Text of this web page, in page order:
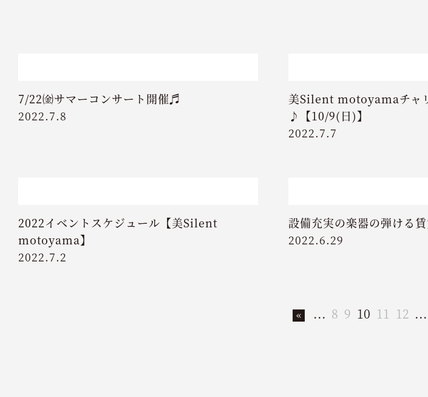
7/22㈮サマーコンサート開催♬
2022.7.8
美Silent motoyamaチャ
♪【10/9(日)】
2022.7.7
2022イベントスケジュール【美Silent
motoyama】
2022.7.2
設備充実の楽器の弾ける
2022.6.29
« ... 8 9 10 11 12 ...